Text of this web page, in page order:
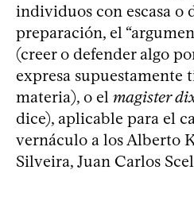
individuos con escasa o
preparación, el
(creer o defender algo
expresa supuestamente
materia), o el magister
dice), aplicable para el
vernáculo a los Alberto
Silveira, Juan Carlos